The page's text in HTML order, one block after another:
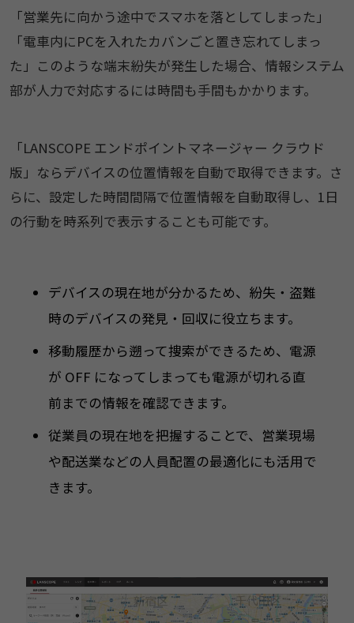
「営業先に向かう途中でスマホを落としてしまった」
「電車内にPCを入れたカバンごと置き忘れてしまっ
た」このような端末紛失が発生した場合、情報システム
部が人力で対応するには時間も手間もかかります。
「LANSCOPE エンドポイントマネージャー クラウド
版」ならデバイスの位置情報を自動で取得できます。さ
らに、設定した時間間隔で位置情報を自動取得し、1日
の行動を時系列で表示することも可能です。
デバイスの現在地が分かるため、紛失・盗難
時のデバイスの発見・回収に役立ちます。
移動履歴から遡って捜索ができるため、電源
が OFF になってしまっても電源が切れる直
前までの情報を確認できます。
従業員の現在地を把握することで、営業現場
や配送業などの人員配置の最適化にも活用で
きます。